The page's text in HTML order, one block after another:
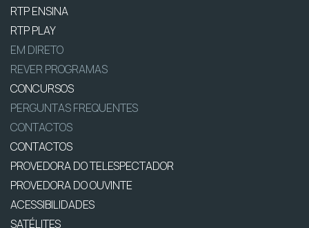
RTP ENSINA
RTP PLAY
EM DIRETO
REVER PROGRAMAS
CONCURSOS
PERGUNTAS FREQUENTES
CONTACTOS
CONTACTOS
PROVEDORA DO TELESPECTADOR
PROVEDORA DO OUVINTE
ACESSIBILIDADES
SATÉLITES